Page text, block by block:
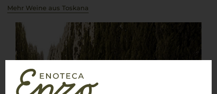
Mehr Weine aus Toskana